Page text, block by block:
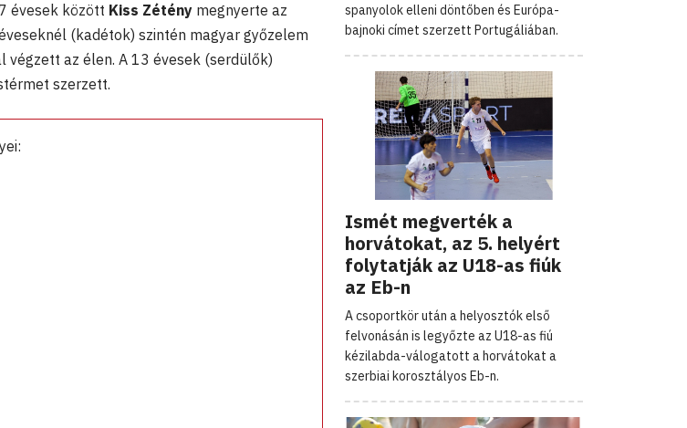
évesek között Kiss Zétény megnyerte az
(kadétok) szintén magyar győzelem
végzett az élen. A 13 évesek (serdülők)
szerzett.
spanyolok elleni döntőben és Európa-
bajnoki címet szerzett Portugáliában.
Ismét megverték a
horvátokat, az 5. helyért
folytatják az U18-as fiúk
az Eb-n
A csoportkör után a helyosztók első
felvonásán is legyőzte az U18-as fiú
kézilabda-válogatott a horvátokat a
szerbiai korosztályos Eb-n.